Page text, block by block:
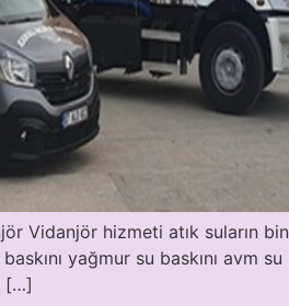
hizmeti atık suların
yağmur su baskını avm su
[…]